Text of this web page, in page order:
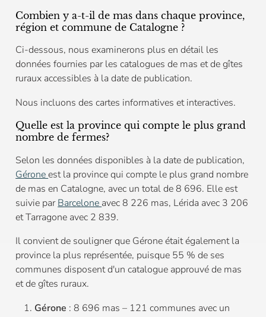
Combien y a-t-il de mas dans chaque province,
région et commune de Catalogne ?
Ci-dessous, nous examinerons plus en détail les
données fournies par les catalogues de mas et de gîtes
ruraux accessibles à la date de publication.
Nous incluons des cartes informatives et interactives.
Quelle est la province qui compte le plus grand
nombre de fermes?
Selon les données disponibles à la date de publication,
Géroneest la province qui compte le plus grand nombre
de mas en Catalogne, avec un total de 8 696. Elle est
suivie parBarcelone avec 8 226 mas, Lérida avec 3 206
et Tarragone avec 2 839.
Il convient de souligner que Gérone était également la
province la plus représentée, puisque 55 % de ses
communes disposent d'un catalogue approuvé de mas
et de gîtes ruraux.
Gérone : 8 696 mas – 121 communes avec un